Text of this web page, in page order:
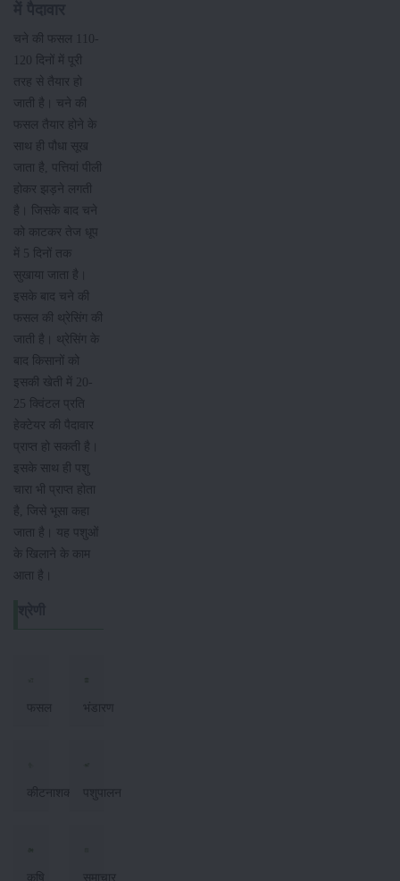
चने की फसल 110-
120 दिनों में पूरी
तरह से तैयार हो
जाती है। चने की
फसल तैयार होने के
साथ ही पौधा सूख
जाता है, पत्तियां पीली
होकर झड़ने लगती
है। जिसके बाद चने
को काटकर तेज धूप
में 5 दिनों तक
सुखाया जाता है।
इसके बाद चने की
फसल की थ्रेसिंग की
जाती है। थ्रेसिंग के
बाद किसानों को
इसकी खेती में 20-
25 क्विंटल प्रति
हेक्टेयर की पैदावार
प्राप्त हो सकती है।
इसके साथ ही पशु
चारा भी प्राप्त होता
है, जिसे भूसा कहा
जाता है। यह पशुओं
के खिलाने के काम
आता है।
फसल भंडारण
कीटनाशक पशुपालन
कृषि
समाचार